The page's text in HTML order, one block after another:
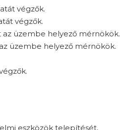
végzők.
végzők.
üzembe helyező mérnökök.
üzembe helyező mérnökök.
eszközök telepítését,